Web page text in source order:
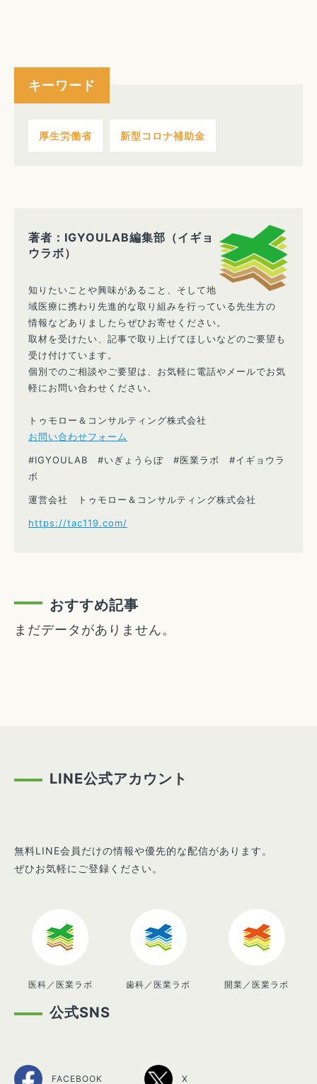
キーワード
厚生労働省 新型コロナ補助金
著者：IGYOULAB編集部（イギョ
ウラボ）
知りたいことや興味があること、そして地
域医療に携わり先進的な取り組みを行っている先生方の
情報などありましたらぜひお寄せください。
取材を受けたい、記事で取り上げてほしいなどのご要望も
受け付けています。
個別でのご相談やご要望は、お気軽に電話やメールでお気
軽にお問い合わせください。
トゥモロー＆コンサルティング株式会社
お問い合わせフォーム
#IGYOULAB #いぎょうらぼ #医業ラボ #イギョウラ
ボ
運営会社 トゥモロー＆コンサルティング株式会社
https://tac119.com/
おすすめ記事
まだデータがありません。
LINE公式アカウント
無料LINE会員だけの情報や優先的な配信があります。
ぜひお気軽にご登録ください。
医科／医業ラボ 歯科／医業ラボ 開業／医業ラボ
公式SNS
FACEBOOK X